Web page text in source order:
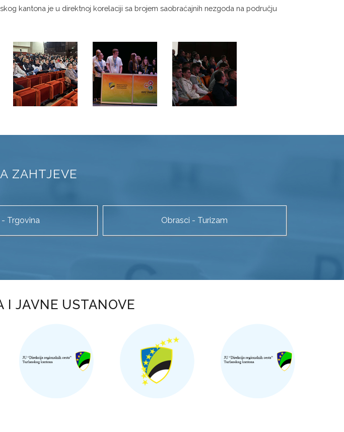
kantona je u direktnoj korelaciji sa brojem saobraćajnih nezgoda na području
ZAHTJEVE
Trgovina Obrasci - Turizam
I JAVNE USTANOVE